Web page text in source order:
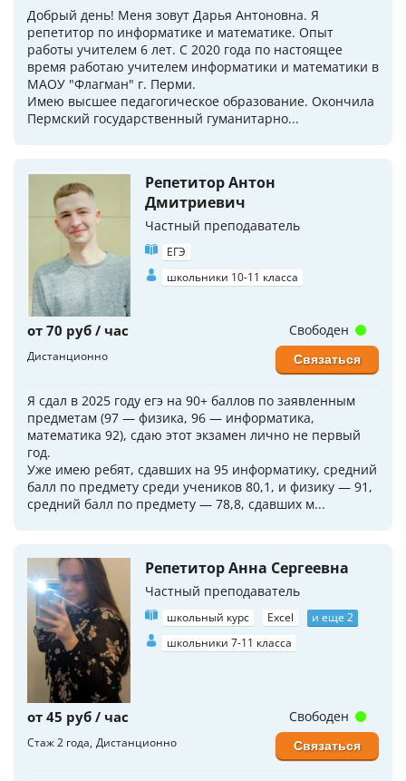
Добрый день! Меня зовут Дарья Антоновна. Я
репетитор по информатике и математике. Опыт
работы учителем 6 лет. С 2020 года по настоящее
время работаю учителем информатики и математики в
МАОУ "Флагман" г. Перми.
Имею высшее педагогическое образование. Окончила
Пермский государственный гуманитарно...
Репетитор Антон
Дмитриевич
Частный преподаватель
ЕГЭ
школьники 10-11 класса
от 70 руб / час
Дистанционно
Я сдал в 2025 году егэ на 90+ баллов по заявленным
предметам (97 — физика, 96 — информатика,
математика 92), сдаю этот экзамен лично не первый
год.
Уже имею ребят, сдавших на 95 информатику, средний
балл по предмету среди учеников 80,1, и физику — 91,
средний балл по предмету — 78,8, сдавших м...
Свободен
Связаться
Репетитор Анна Сергеевна
Частный преподаватель
школьный курс Excel
и еще 2
школьники 7-11 класса
от 45 руб / час
Стаж 2 года Дистанционно
Свободен
Связаться